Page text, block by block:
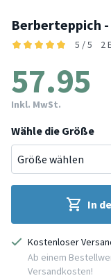
Berberteppich
5 / 5 2
57.95
Inkl. MwSt.
Wähle die Größe
In
Kostenloser
Ab einem
Versandkosten!